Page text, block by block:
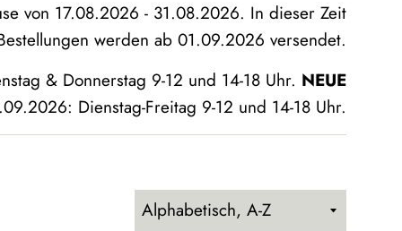
von 17.08.2026 - 31.08.2026. In dieser Zeit
werden ab 01.09.2026 versendet.
& Donnerstag 9-12 und 14-18 Uhr. NEUE
Dienstag-Freitag 9-12 und 14-18 Uhr.
Sortieren